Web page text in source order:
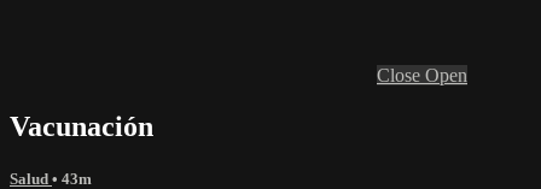
Close Open
Vacunación
Salud • 43m